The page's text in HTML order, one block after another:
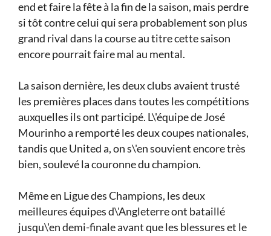
end et faire la fête à la fin de la saison, mais perdre
si tôt contre celui qui sera probablement son plus
grand rival dans la course au titre cette saison
encore pourrait faire mal au mental.
La saison dernière, les deux clubs avaient trusté
les premières places dans toutes les compétitions
auxquelles ils ont participé. L\'équipe de José
Mourinho a remporté les deux coupes nationales,
tandis que United a, on s\'en souvient encore très
bien, soulevé la couronne du champion.
Même en Ligue des Champions, les deux
meilleures équipes d\'Angleterre ont bataillé
jusqu\'en demi-finale avant que les blessures et le